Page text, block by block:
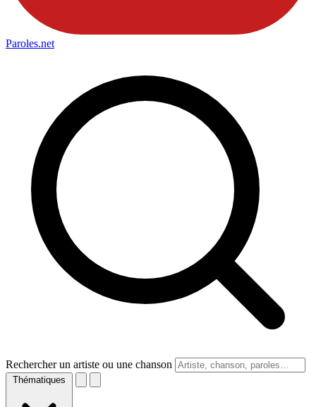
Paroles.net
Rechercher un artiste ou une chanson
Thématiques